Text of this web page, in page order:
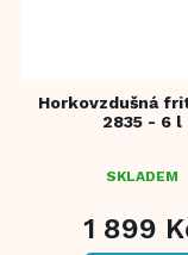
Horkovzdušná
2835 - 6 l
SKLADEM
1 899